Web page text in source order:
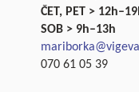
ČET, PET >
SOB > 9h–13h
070 61 05 39